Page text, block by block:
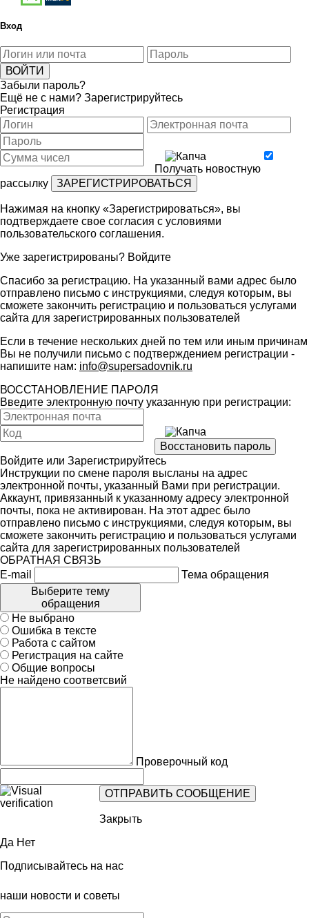
Вход
Забыли пароль?
Ещё не с нами? Зарегистрируйтесь
Регистрация
Получать новостную
рассылку
Нажимая на кнопку «Зарегистрироваться», вы
подтверждаете свое согласия с условиями
пользовательского соглашения.
Уже зарегистрированы? Войдите
Спасибо за регистрацию. На указанный вами адрес было
отправлено письмо с инструкциями, следуя которым, вы
сможете закончить регистрацию и пользоваться услугами
сайта для зарегистрированных пользователей
Если в течение нескольких дней по тем или иным причинам
Вы не получили письмо с подтверждением регистрации -
напишите нам: info@supersadovnik.ru
ВОССТАНОВЛЕНИЕ ПАРОЛЯ
Введите электронную почту указанную при регистрации:
Войдите или Зарегистрируйтесь
Инструкции по смене пароля высланы на адрес
электронной почты, указанный Вами при регистрации.
Аккаунт, привязанный к указанному адресу электронной
почты, пока не активирован. На этот адрес было
отправлено письмо с инструкциями, следуя которым, вы
сможете закончить регистрацию и пользоваться услугами
сайта для зарегистрированных пользователей
ОБРАТНАЯ СВЯЗЬ
E-mail
Тема обращения
Выберите тему
обращения
Не выбрано
Ошибка в тексте
Работа с сайтом
Регистрация на сайте
Общие вопросы
Не найдено соответсвий
Проверочный код
Закрыть
Да Нет
Подписывайтесь на нас
наши новости и советы